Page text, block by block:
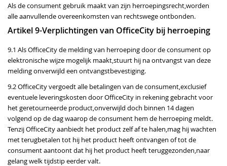
Als de consument gebruik maakt van zijn herroepingsrecht,worden
alle aanvullende overeenkomsten van rechtswege ontbonden.
Artikel 9-Verplichtingen van OfficeCity bij herroeping
9.1 Als OfficeCity de melding van herroeping door de consument op
elektronische wijze mogelijk maakt,stuurt hij na ontvangst van deze
melding onverwijld een ontvangstbevestiging.
9.2 OfficeCity vergoedt alle betalingen van de consument,exclusief
eventuele leveringskosten door OfficeCity in rekening gebracht voor
het geretourneerde product,onverwijld doch binnen 14 dagen
volgend op de dag waarop de consument hem de herroeping meldt.
Tenzij OfficeCity aanbiedt het product zelf af te halen,mag hij wachten
met terugbetalen tot hij het product heeft ontvangen of tot de
consument aantoont dat hij het product heeft teruggezonden,naar
gelang welk tijdstip eerder valt.